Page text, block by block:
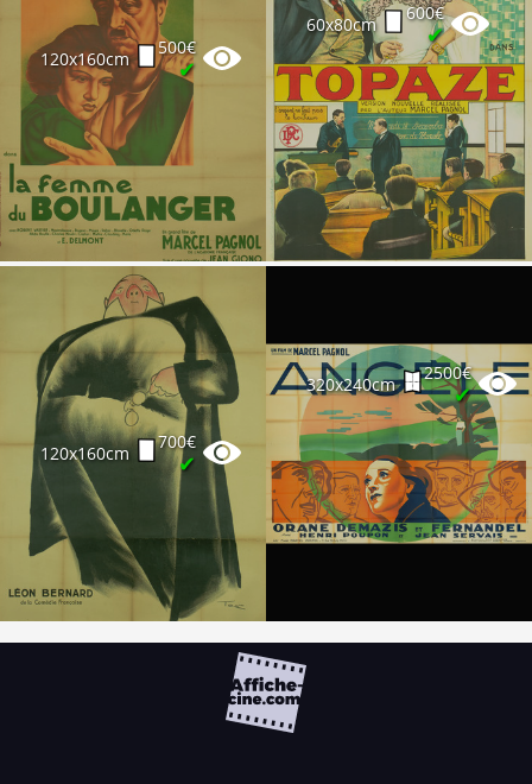
120x160cm
500€
✔
60x80cm
600€
✔
120x160cm
700€
✔
320x240cm
2500€
✔